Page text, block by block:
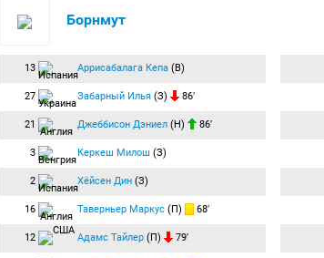
Борнмут
13 Аррисабалага Кепа (В)
27 Забарный Илья (З) 86′
21 Джеббисон Дэниел (Н) 86′
3 Керкеш Милош (З)
2 Хёйсен Дин (З)
16 Таверньер Маркус (П) 68′
12 Адамс Тайлер (П) 79′